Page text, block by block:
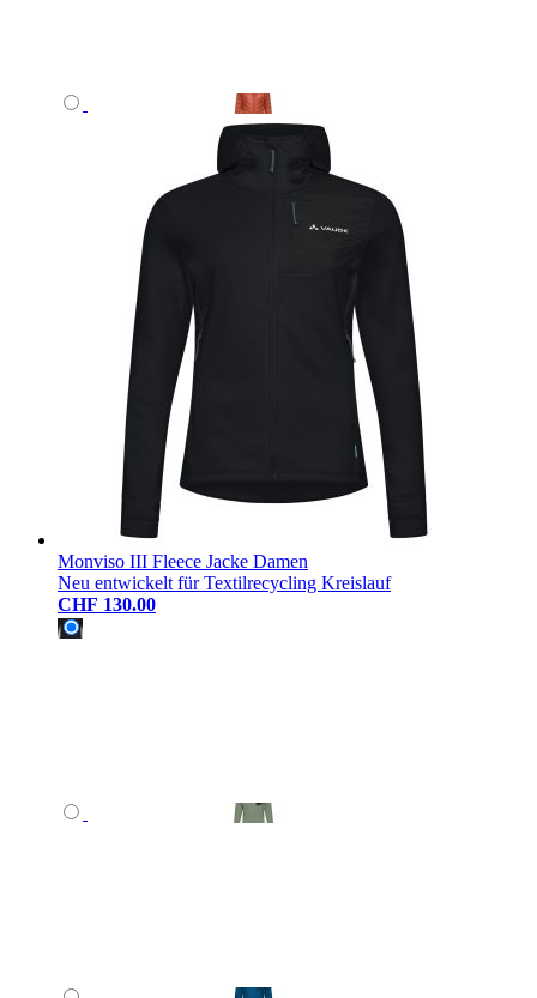
Monviso III Fleece Jacke Damen
Neu entwickelt für Textilrecycling Kreislauf
CHF 130.00